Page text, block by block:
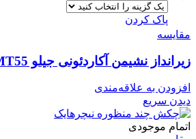
پاک کردن
مقایسه
زیرانداز نشیمن آکاردئونی جیلو MT55
افزودن به علاقه‌مندی
دیدن سریع
اتمام موجودی